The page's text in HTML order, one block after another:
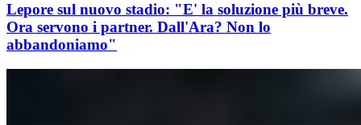
Lepore sul nuovo stadio: "E' la soluzione più breve.
Ora servono i partner. Dall'Ara? Non lo
abbandoniamo"